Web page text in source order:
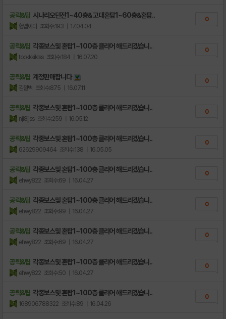
공략&팁 시나리오던전1~40층& 고대혼탑1~60층&혼탑..
헝앱아디 조회수:193 | 17.04.04
0
공략&팁 각종보스및 혼탑1~100층 클리어 해드리겠습니..
tookkkiklss 조회수:184 | 16.07.20
0
공략&팁 계정판매합니다
김철벽 조회수:875 | 16.07.11
0
공략&팁 각종보스및 혼탑1~100층 클리어 해드리겠습니..
nji8jjss 조회수:259 | 16.05.12
0
공략&팁 각종보스및 혼탑1~100층 클리어 해드리겠습니..
62629909464 조회수:138 | 16.05.05
0
공략&팁 각종보스및 혼탑1~100층 클리어 해드리겠습니..
ehwy822 조회수:69 | 16.04.27
0
공략&팁 각종보스및 혼탑1~100층 클리어 해드리겠습니..
ehwy822 조회수:99 | 16.04.27
0
공략&팁 각종보스및 혼탑1~100층 클리어 해드리겠습니..
ehwy822 조회수:69 | 16.04.27
0
공략&팁 각종보스및 혼탑1~100층 클리어 해드리겠습니..
ehwy822 조회수:50 | 16.04.27
0
공략&팁 각종보스및 혼탑1~100층 클리어 해드리겠습니..
168906788322 조회수:89 | 16.04.26
0